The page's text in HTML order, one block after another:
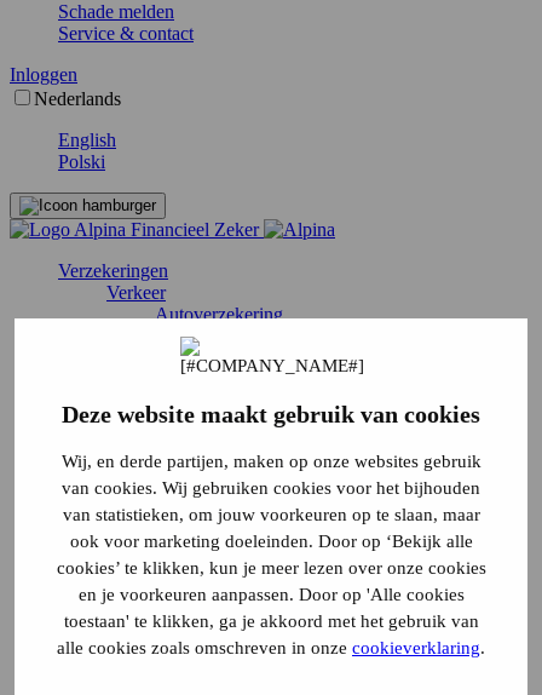
Deze website maakt gebruik van cookies
Wij, en derde partijen, maken op onze websites gebruik
van cookies. Wij gebruiken cookies voor het bijhouden
van statistieken, om jouw voorkeuren op te slaan, maar
ook voor marketing doeleinden. Door op ‘Bekijk alle
cookies’ te klikken, kun je meer lezen over onze cookies
en je voorkeuren aanpassen. Door op 'Alle cookies
toestaan' te klikken, ga je akkoord met het gebruik van
alle cookies zoals omschreven in onze cookieverklaring.
Schade melden
Service & contact
Inloggen
Nederlands
English
Polski
Verzekeringen
Verkeer
Autoverzekering
Bestelautoverzekering
Bromfietsverzekering
Brommerverzekering
Brommobielverzekering
Camperverzekering
Driewielige motorscooterverzekering
Invalidenwagenverzekering
MMBS verzekering
Motorverzekering
Oldtimerverzekering
Quadverzekering
Scooterverzekering
Snorfietsverzekering
Tijdelijke autoverzekering